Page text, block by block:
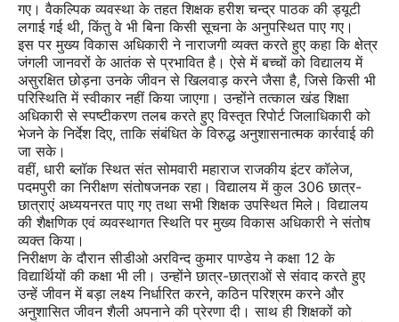
गए। वैकल्पिक व्यवस्था के तहत शिक्षक हरीश चन्द्र पाठक की ड्यूटी
लगाई गई थी, किंतु वे भी बिना किसी सूचना के अनुपस्थित पाए गए।
इस पर मुख्य विकास अधिकारी ने नाराजगी व्यक्त करते हुए कहा कि क्षेत्र
जंगली जानवरों के आतंक से प्रभावित है। ऐसे में बच्चों को विद्यालय में
असुरक्षित छोड़ना उनके जीवन से खिलवाड़ करने जैसा है, जिसे किसी भी
परिस्थिति में स्वीकार नहीं किया जाएगा। उन्होंने तत्काल खंड शिक्षा
अधिकारी से स्पष्टीकरण तलब करते हुए विस्तृत रिपोर्ट जिलाधिकारी को
भेजने के निर्देश दिए, ताकि संबंधित के विरुद्ध अनुशासनात्मक कार्रवाई की
जा सके।
वहीं, धारी ब्लॉक स्थित संत सोमवारी महाराज राजकीय इंटर कॉलेज,
पदमपुरी का निरीक्षण संतोषजनक रहा। विद्यालय में कुल 306 छात्र-
छात्राएं अध्ययनरत पाए गए तथा सभी शिक्षक उपस्थित मिले। विद्यालय
की शैक्षणिक एवं व्यवस्थागत स्थिति पर मुख्य विकास अधिकारी ने संतोष
व्यक्त किया।
निरीक्षण के दौरान सीडीओ अरविन्द कुमार पाण्डेय ने कक्षा 12 के
विद्यार्थियों की कक्षा भी ली। उन्होंने छात्र-छात्राओं से संवाद करते हुए
उन्हें जीवन में बड़ा लक्ष्य निर्धारित करने, कठिन परिश्रम करने और
अनुशासित जीवन शैली अपनाने की प्रेरणा दी। साथ ही शिक्षकों को